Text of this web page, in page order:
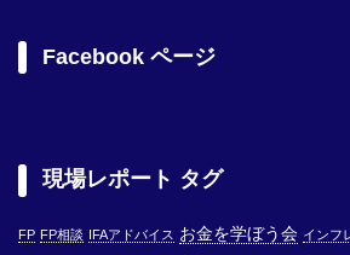
Facebook ページ
現場レポート タグ
FP FP相談 IFAアドバイス お金を学ぼう会 インフ